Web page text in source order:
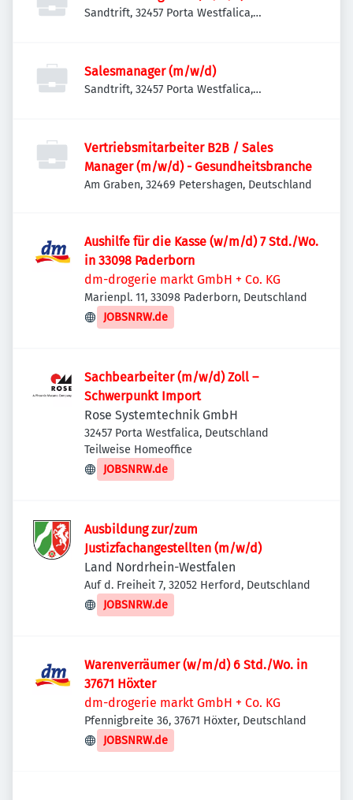
Sandtrift, 32457 Porta Westfalica,
Salesmanager (m/w/d)
Sandtrift, 32457 Porta Westfalica,
Vertriebsmitarbeiter B2B / Sales
Manager (m/w/d) - Gesundheitsbranche
Am Graben, 32469 Petershagen, Deutschland
Aushilfe für die Kasse (w/m/d) 7 Std./Wo.
in 33098 Paderborn
dm-drogerie markt GmbH + Co. KG
Marienpl. 11, 33098 Paderborn, Deutschland
JOBSNRW.de
Sachbearbeiter (m/w/d) Zoll –
Schwerpunkt Import
Rose Systemtechnik GmbH
32457 Porta Westfalica, Deutschland
Teilweise Homeoffice
JOBSNRW.de
Ausbildung zur/zum
Justizfachangestellten (m/w/d)
Land Nordrhein-Westfalen
Auf d. Freiheit 7, 32052 Herford, Deutschland
JOBSNRW.de
Warenverräumer (w/m/d) 6 Std./Wo. in
37671 Höxter
dm-drogerie markt GmbH + Co. KG
Pfennigbreite 36, 37671 Höxter, Deutschland
JOBSNRW.de